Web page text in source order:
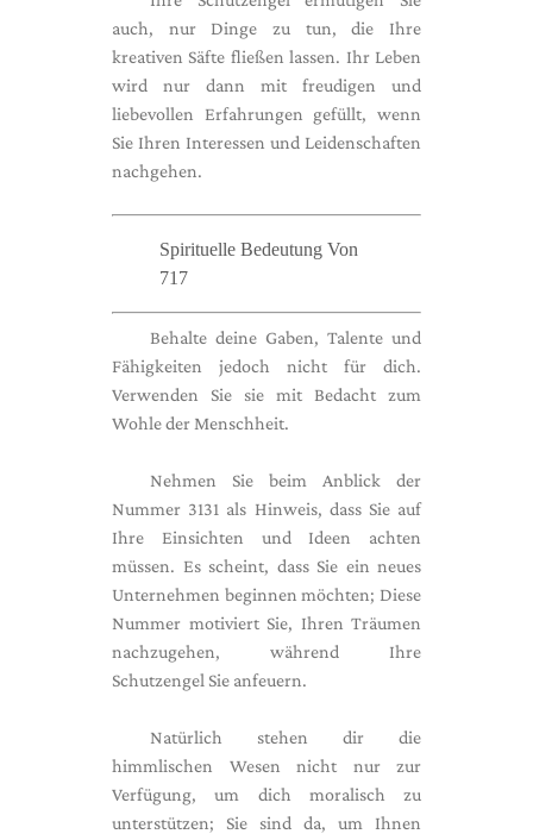
auch, nur Dinge zu tun, die Ihre
kreativen Säfte fließen lassen. Ihr Leben
wird nur dann mit freudigen und
liebevollen Erfahrungen gefüllt, wenn
Sie Ihren Interessen und Leidenschaften
nachgehen.
Spirituelle Bedeutung Von
717
Behalte deine Gaben, Talente und
Fähigkeiten jedoch nicht für dich.
Verwenden Sie sie mit Bedacht zum
Wohle der Menschheit.
Nehmen Sie beim Anblick der
Nummer 3131 als Hinweis, dass Sie auf
Ihre Einsichten und Ideen achten
müssen. Es scheint, dass Sie ein neues
Unternehmen beginnen möchten; Diese
Nummer motiviert Sie, Ihren Träumen
nachzugehen, während Ihre
Schutzengel Sie anfeuern.
Natürlich stehen dir die
himmlischen Wesen nicht nur zur
Verfügung, um dich moralisch zu
unterstützen; Sie sind da, um Ihnen